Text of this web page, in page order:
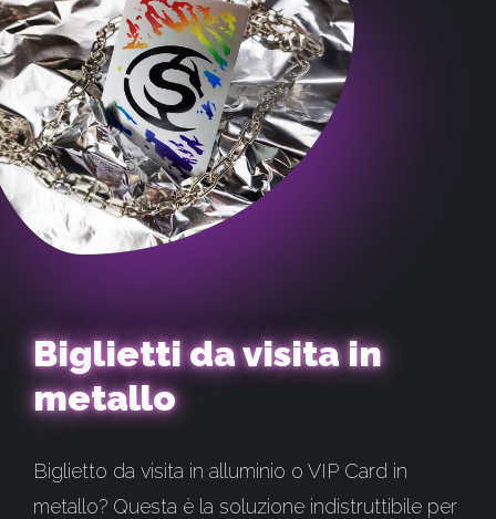
Biglietti da visita in
metallo
Biglietto da visita in alluminio o VIP Card in
metallo? Questa è la soluzione indistruttibile per